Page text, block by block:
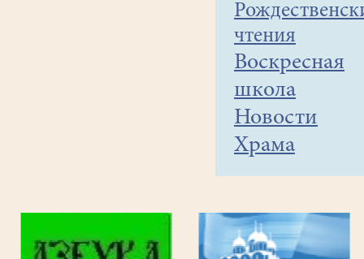
чтения
Воскресная
школа
Новости
Храма